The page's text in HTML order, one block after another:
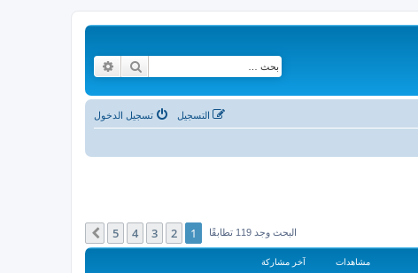
بحث
تسجيل الدخول التسجيل
البحث وجد 119 تطابقًا 1
2
3
4
5 التالي
مشاهدات آخر مشاركة